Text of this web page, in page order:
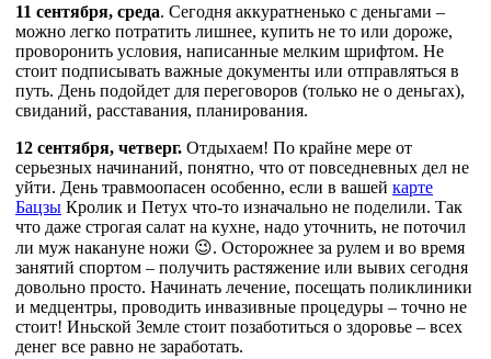
11 сентября, среда. Сегодня аккуратненько с деньгами –
можно легко потратить лишнее, купить не то или дороже,
проворонить условия, написанные мелким шрифтом. Не
стоит подписывать важные документы или отправляться в
путь. День подойдет для переговоров (только не о деньгах),
свиданий, расставания, планирования.
12 сентября, четверг. Отдыхаем! По крайне мере от
серьезных начинаний, понятно, что от повседневных дел не
уйти. День травмоопасен особенно, если в вашей карте
Бацзы Кролик и Петух что-то изначально не поделили. Так
что даже строгая салат на кухне, надо уточнить, не поточил
ли муж накануне ножи 😉. Осторожнее за рулем и во время
занятий спортом – получить растяжение или вывих сегодня
довольно просто. Начинать лечение, посещать поликлиники
и медцентры, проводить инвазивные процедуры – точно не
стоит! Иньской Земле стоит позаботиться о здоровье – всех
денег все равно не заработать.